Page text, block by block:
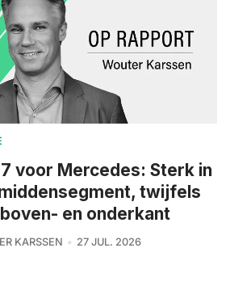
7 voor Mercedes: Sterk in
twijfels
en onderkant
KARSSEN 27 JUL. 2026